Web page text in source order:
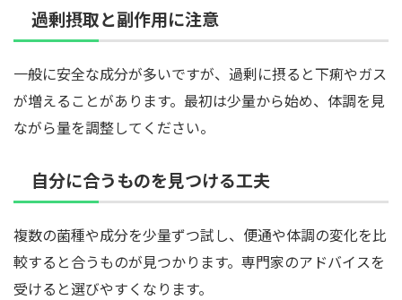
過剰摂取と副作用に注意
一般に安全な成分が多いですが、過剰に摂ると下痢やガス
が増えることがあります。最初は少量から始め、体調を見
ながら量を調整してください。
自分に合うものを見つける工夫
複数の菌種や成分を少量ずつ試し、便通や体調の変化を比
較すると合うものが見つかります。専門家のアドバイスを
受けると選びやすくなります。